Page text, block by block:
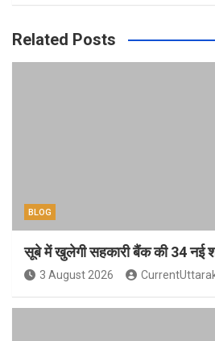
Related Posts
BLOG
सूबे में खुलेगी सहकारी बैंक की 34 नई
3 August 2026